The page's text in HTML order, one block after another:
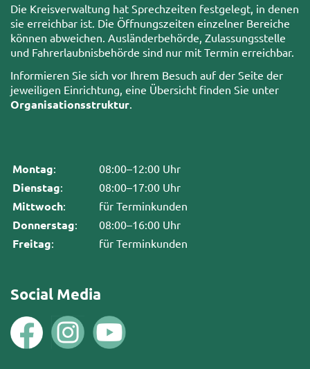
Die Kreisverwaltung hat Sprechzeiten festgelegt, in denen
sie erreichbar ist. Die Öffnungszeiten einzelner Bereiche
können abweichen. Ausländerbehörde, Zulassungsstelle
und Fahrerlaubnisbehörde sind nur mit Termin erreichbar.
Informieren Sie sich vor Ihrem Besuch auf der Seite der
jeweiligen Einrichtung, eine Übersicht finden Sie unter
Organisationsstruktur
Montag: 08:00–12:00 Uhr
Dienstag: 08:00–17:00 Uhr
Mittwoch: für Terminkunden
Donnerstag: 08:00–16:00 Uhr
Freitag: für Terminkunden
Social Media